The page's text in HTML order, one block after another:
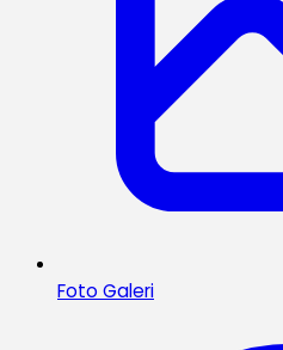
Foto Galeri